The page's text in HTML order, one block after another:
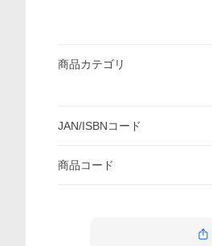
商品カテゴリ
JAN/ISBNコード
商品コード